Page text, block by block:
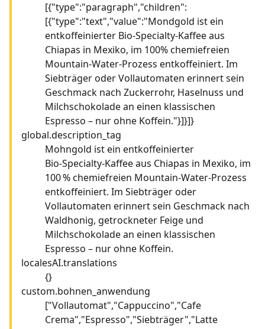
[{"type":"paragraph","children":
[{"type":"text","value":"Mondgold ist ein
entkoffeinierter Bio-Specialty-Kaffee aus
Chiapas in Mexiko, im 100% chemiefreien
Mountain-Water-Prozess entkoffeiniert. Im
Siebträger oder Vollautomaten erinnert sein
Geschmack nach Zuckerrohr, Haselnuss und
Milchschokolade an einen klassischen
Espresso – nur ohne Koffein."}]}]}
global.description_tag
Mohngold ist ein entkoffeinierter
Bio‑Specialty‑Kaffee aus Chiapas in Mexiko, im
100 % chemiefreien Mountain‑Water‑Prozess
entkoffeiniert. Im Siebträger oder
Vollautomaten erinnert sein Geschmack nach
Waldhonig, getrockneter Feige und
Milchschokolade an einen klassischen
Espresso – nur ohne Koffein.
localesAI.translations
{}
custom.bohnen_anwendung
["Vollautomat","Cappuccino","Cafe
Crema","Espresso","Siebträger","Latte